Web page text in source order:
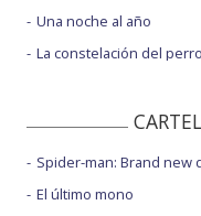
Una noche al año
La constelación del perro
Spider-man: Brand new
El último mono